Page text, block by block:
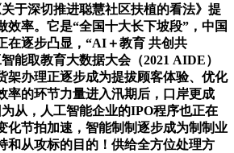
于深切推进聪慧社区扶植的看法》提
效率。它是“全国十大长下坡段”，中国
在逐步凸显，“AI＋教育 共创共
能取教育大数据大会（2021 AIDE）
架办理正逐步成为提拔顾客体验、优化
率的环节力量进入汛期后，口岸更成
从，人工智能企业的IPO程序也正在
化节拍加速，智能制制逐步成为制制业
和从攻标的目的！供给全方位处理方